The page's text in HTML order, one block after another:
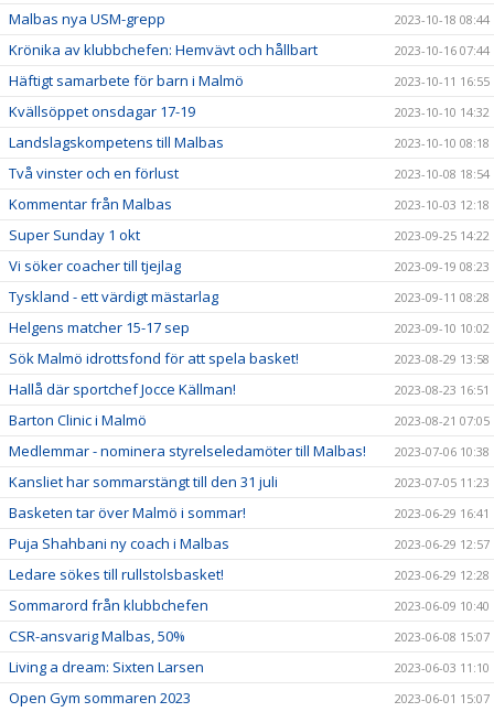
Malbas nya USM-grepp 2023-10-18 08:44
Krönika av klubbchefen: Hemvävt och hållbart 2023-10-16 07:44
Häftigt samarbete för barn i Malmö 2023-10-11 16:55
Kvällsöppet onsdagar 17-19 2023-10-10 14:32
Landslagskompetens till Malbas 2023-10-10 08:18
Två vinster och en förlust 2023-10-08 18:54
Kommentar från Malbas 2023-10-03 12:18
Super Sunday 1 okt 2023-09-25 14:22
Vi söker coacher till tjejlag 2023-09-19 08:23
Tyskland - ett värdigt mästarlag 2023-09-11 08:28
Helgens matcher 15-17 sep 2023-09-10 10:02
Sök Malmö idrottsfond för att spela basket! 2023-08-29 13:58
Hallå där sportchef Jocce Källman! 2023-08-23 16:51
Barton Clinic i Malmö 2023-08-21 07:05
Medlemmar - nominera styrelseledamöter till Malbas! 2023-07-06 10:38
Kansliet har sommarstängt till den 31 juli 2023-07-05 11:23
Basketen tar över Malmö i sommar! 2023-06-29 16:41
Puja Shahbani ny coach i Malbas 2023-06-29 12:57
Ledare sökes till rullstolsbasket! 2023-06-29 12:28
Sommarord från klubbchefen 2023-06-09 10:40
CSR-ansvarig Malbas, 50% 2023-06-08 15:07
Living a dream: Sixten Larsen 2023-06-03 11:10
Open Gym sommaren 2023 2023-06-01 15:07